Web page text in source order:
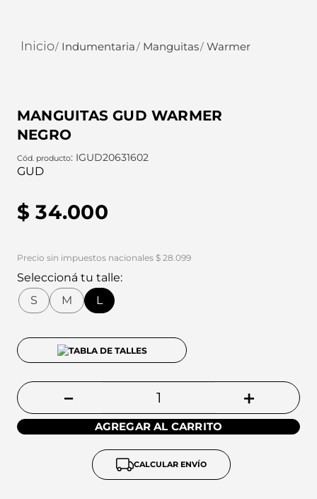
Indumentaria Manguitas Warmer
MANGUITAS GUD WARMER
NEGRO
: IGUD20631602
GUD
$ 34.000
Precio sin impuestos nacionales $ 28.099
Seleccioná tu talle:
S
M L
TABLA DE TALLES
＋
－
AGREGAR AL CARRITO
CALCULAR ENVÍO